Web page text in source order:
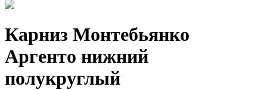
Карниз Монтебьянко
Аргенто нижний
полукруглый